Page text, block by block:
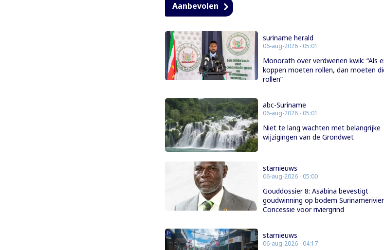
Aanbevolen
suriname herald
06-aug-2026 - 05:01
Monorath over verdwenen kwik: “Als
koppen moeten rollen, dan moeten
rollen”
abc-Suriname
06-aug-2026 - 05:01
Niet te lang wachten met belangrijke
wijzigingen van de Grondwet
starnieuws
06-aug-2026 - 05:00
Gouddossier 8: Asabina bevestigt
goudwinning op bodem
Concessie voor riviergrind
starnieuws
06-aug-2026 - 04:17